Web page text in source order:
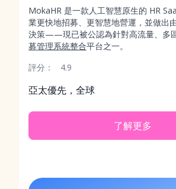
MokaHR 是一款人工智慧原生的 HR
業更快地招募、更智慧地營運，並做出
決策——現已被公認為針對高流量、多
募管理系統整合平台之一。
評分：
4.9
亞太優先，全球
了解更多